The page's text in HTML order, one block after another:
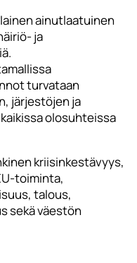
ainutlaatuinen
ja
turvataan
järjestöjen ja
olosuhteissa
kriisinkestävyys,
toiminta,
talous,
sekä väestön